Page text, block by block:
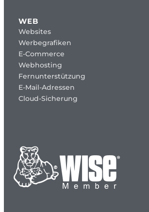
WEB
Websites
Werbegrafiken
E-Commerce
Webhosting
Fernunterstützung
E-Mail-Adressen
Cloud-Sicherung